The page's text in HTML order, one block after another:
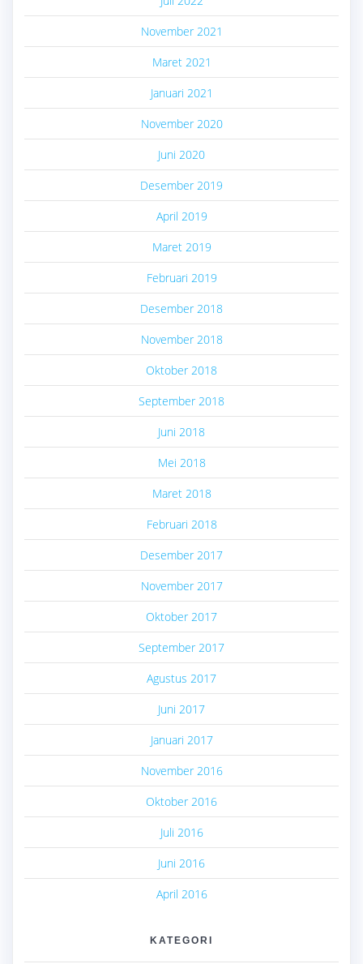
November 2021
Maret 2021
Januari 2021
November 2020
Juni 2020
Desember 2019
April 2019
Maret 2019
Februari 2019
Desember 2018
November 2018
Oktober 2018
September 2018
Juni 2018
Mei 2018
Maret 2018
Februari 2018
Desember 2017
November 2017
Oktober 2017
September 2017
Agustus 2017
Juni 2017
Januari 2017
November 2016
Oktober 2016
Juli 2016
Juni 2016
April 2016
KATEGORI